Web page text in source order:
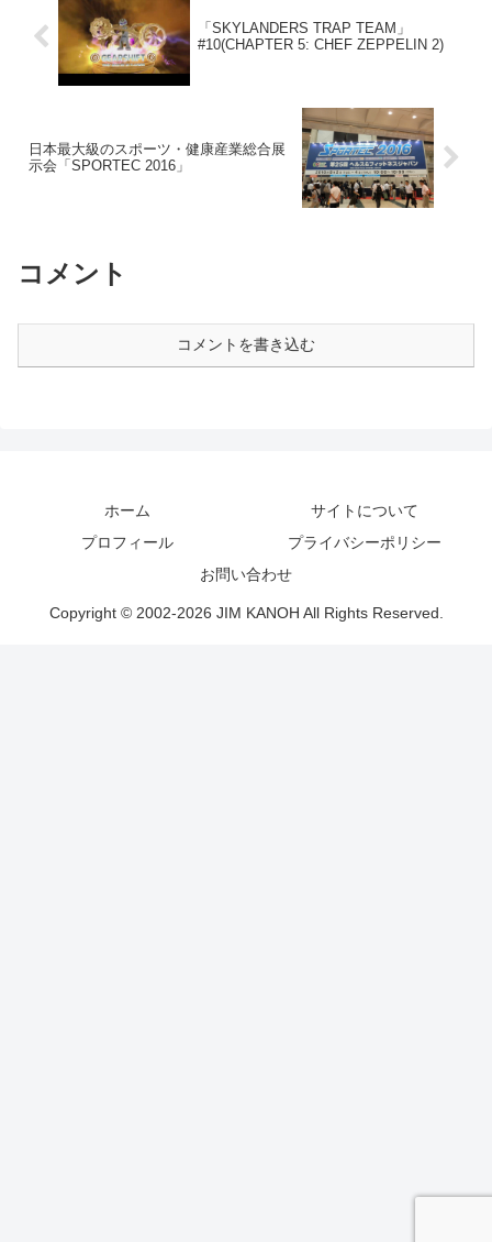
「SKYLANDERS TRAP TEAM」
#10(CHAPTER 5: CHEF ZEPPELIN 2)
日本最大級のスポーツ・健康産業総合展
示会「SPORTEC 2016」
コメント
コメントを書き込む
ホーム
サイトについて
プロフィール
プライバシーポリシー
お問い合わせ
Copyright © 2002-2026 JIM KANOH All Rights Reserved.